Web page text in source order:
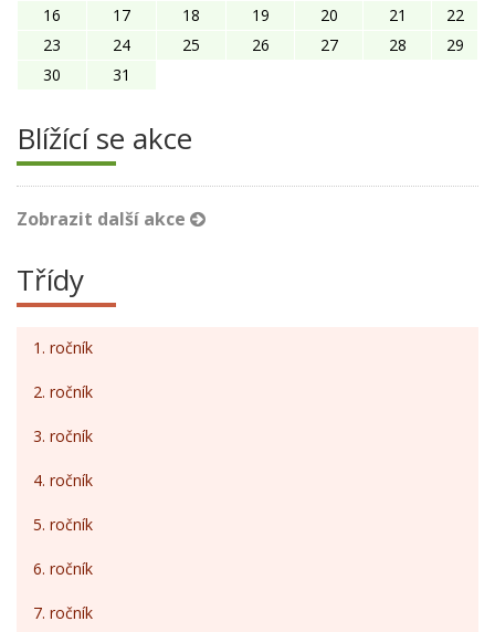
16
17 18 19 20 21
22
23
24 25 26 27 28
29
30
31
Blížící se akce
Zobrazit další akce
Třídy
1. ročník
2. ročník
3. ročník
4. ročník
5. ročník
6. ročník
7. ročník